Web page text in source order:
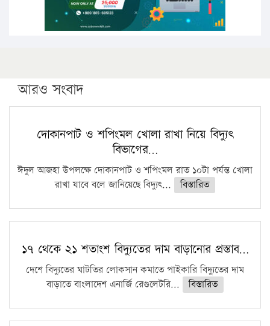
আরও সংবাদ
দোকানপাট ও শপিংমল খোলা রাখা নিয়ে বিদ্যুৎ
বিভাগের…
ঈদুল আজহা উপলক্ষে দোকানপাট ও শপিংমল রাত ১০টা পর্যন্ত খোলা
রাখা যাবে বলে জানিয়েছে বিদ্যুৎ...
বিস্তারিত
১৭ থেকে ২১ শতাংশ বিদ্যুতের দাম বাড়ানোর প্রস্তাব…
দেশে বিদ্যুতের ঘাটতির লোকসান কমাতে পাইকারি বিদ্যুতের দাম
বাড়াতে বাংলাদেশ এনার্জি রেগুলেটরি...
বিস্তারিত